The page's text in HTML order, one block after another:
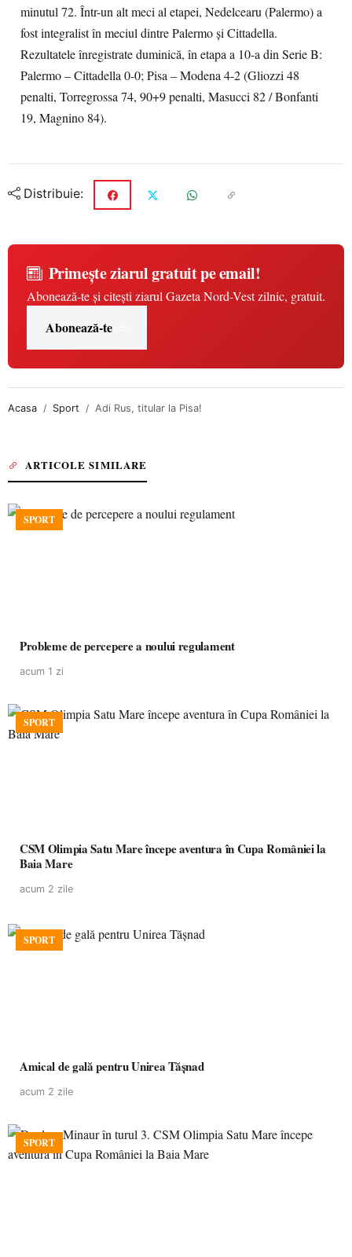
minutul 72. Într-un alt meci al etapei, Nedelcearu (Palermo) a
fost integralist în meciul dintre Palermo şi Cittadella.
Rezultatele înregistrate duminică, în etapa a 10-a din Serie B:
Palermo – Cittadella 0-0; Pisa – Modena 4-2 (Gliozzi 48
penalti, Torregrossa 74, 90+9 penalti, Masucci 82 / Bonfanti
19, Magnino 84).
Distribuie:
Primește ziarul gratuit pe email!
Abonează-te și citești ziarul Gazeta Nord-Vest zilnic, gratuit.
Abonează-te
Acasa Sport Adi Rus, titular la Pisa!
ARTICOLE SIMILARE
SPORT
Probleme de percepere a noului regulament
acum 1 zi
SPORT
CSM Olimpia Satu Mare începe aventura în Cupa României la
Baia Mare
acum 2 zile
SPORT
Amical de gală pentru Unirea Tășnad
acum 2 zile
SPORT